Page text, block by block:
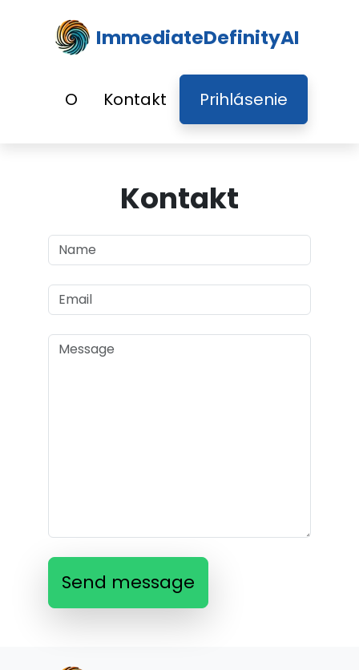
ImmediateDefinityAI
O Kontakt Prihlásenie
Kontakt
Send message